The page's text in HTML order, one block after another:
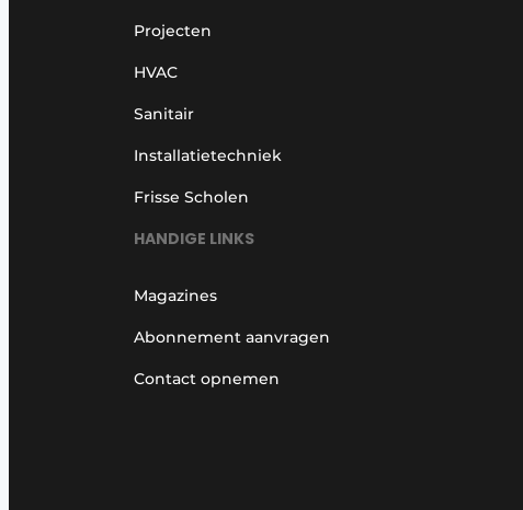
Projecten
HVAC
Sanitair
Installatietechniek
Frisse Scholen
HANDIGE LINKS
Magazines
Abonnement aanvragen
Contact opnemen